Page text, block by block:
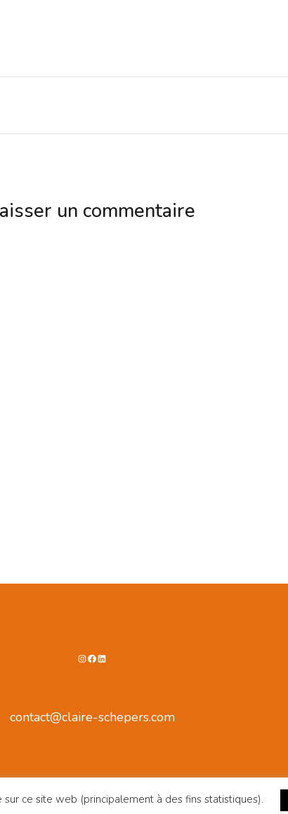
un commentaire
Instagram
Facebook
LinkedIn
contact@claire-schepers.com
ce site web (principalement à des fins statistiques).